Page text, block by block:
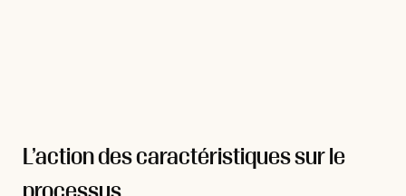
participation doivent exister. D’autre part, s’il leur
est essentiel de développer leur conscience